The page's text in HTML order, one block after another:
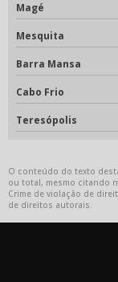
Magé
Mesquita
Barra Mansa
Cabo Frio
Teresópolis
O conteúdo do texto
ou total, mesmo citando
Crime de violação de
de direitos autorais.